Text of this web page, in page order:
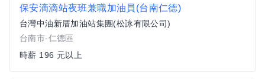
保安滴滴站夜班兼職加油員(台南仁德)
台灣中油新厝加油站集團(松詠有限公司)
台南市-仁德區
時薪 196 元以上